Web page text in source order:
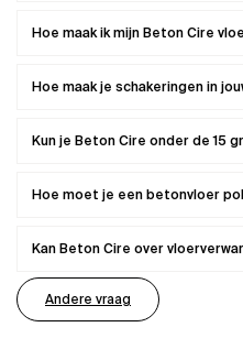
Hoe maak ik mijn Beton Cire
Hoe maak je schakeringen in
Kun je Beton Cire onder de 15
Hoe moet je een betonvloer
Kan Beton Cire over
Andere vraag